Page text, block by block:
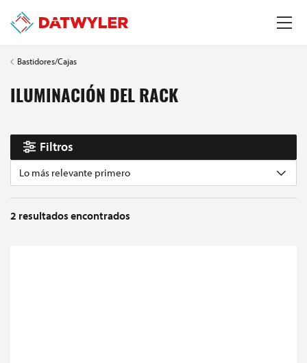
Bastidores/Cajas
ILUMINACIÓN DEL RACK
Filtros
Lo más relevante primero
2 resultados encontrados